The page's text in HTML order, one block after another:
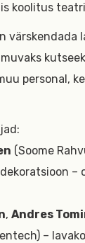
koolitus
värskendada
personal,
(Soome
–
, Andres
–